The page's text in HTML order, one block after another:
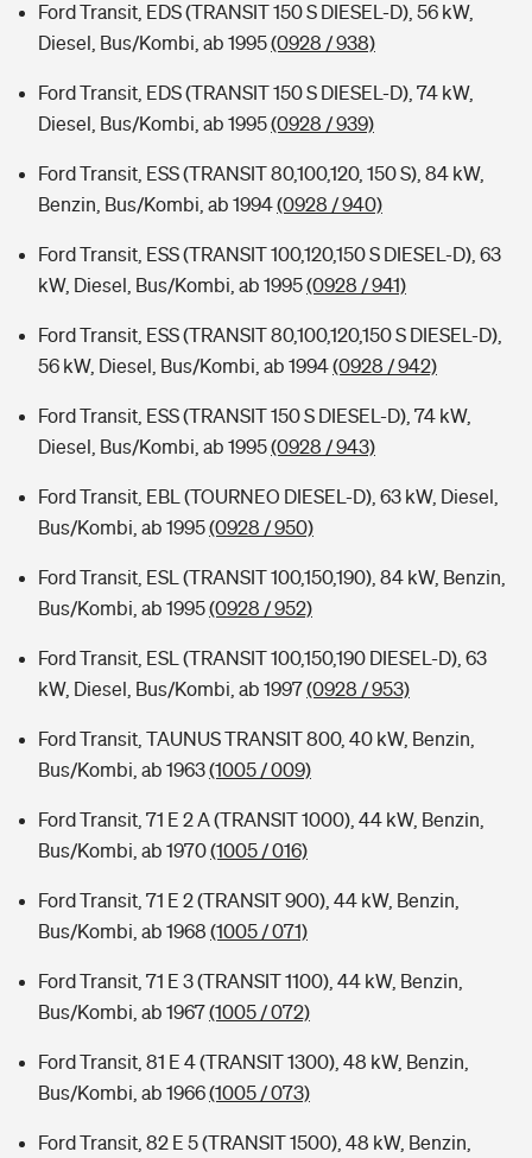
Ford Transit, EDS (TRANSIT 150 S DIESEL-D), 56 kW,
Diesel, Bus/Kombi, ab 1995(0928 / 938)
Ford Transit, EDS (TRANSIT 150 S DIESEL-D), 74 kW,
Diesel, Bus/Kombi, ab 1995(0928 / 939)
Ford Transit, ESS (TRANSIT 80,100,120, 150 S), 84 kW,
Benzin, Bus/Kombi, ab 1994(0928 / 940)
Ford Transit, ESS (TRANSIT 100,120,150 S DIESEL-D), 63
kW, Diesel, Bus/Kombi, ab 1995(0928 / 941)
Ford Transit, ESS (TRANSIT 80,100,120,150 S DIESEL-D),
56 kW, Diesel, Bus/Kombi, ab 1994(0928 / 942)
Ford Transit, ESS (TRANSIT 150 S DIESEL-D), 74 kW,
Diesel, Bus/Kombi, ab 1995(0928 / 943)
Ford Transit, EBL (TOURNEO DIESEL-D), 63 kW, Diesel,
Bus/Kombi, ab 1995(0928 / 950)
Ford Transit, ESL (TRANSIT 100,150,190), 84 kW, Benzin,
Bus/Kombi, ab 1995(0928 / 952)
Ford Transit, ESL (TRANSIT 100,150,190 DIESEL-D), 63
kW, Diesel, Bus/Kombi, ab 1997(0928 / 953)
Ford Transit, TAUNUS TRANSIT 800, 40 kW, Benzin,
Bus/Kombi, ab 1963(1005 / 009)
Ford Transit, 71 E 2 A (TRANSIT 1000), 44 kW, Benzin,
Bus/Kombi, ab 1970(1005 / 016)
Ford Transit, 71 E 2 (TRANSIT 900), 44 kW, Benzin,
Bus/Kombi, ab 1968 (1005 / 071)
Ford Transit, 71 E 3 (TRANSIT 1100), 44 kW, Benzin,
Bus/Kombi, ab 1967(1005 / 072)
Ford Transit, 81 E 4 (TRANSIT 1300), 48 kW, Benzin,
Bus/Kombi, ab 1966(1005 / 073)
Ford Transit, 82 E 5 (TRANSIT 1500), 48 kW, Benzin,